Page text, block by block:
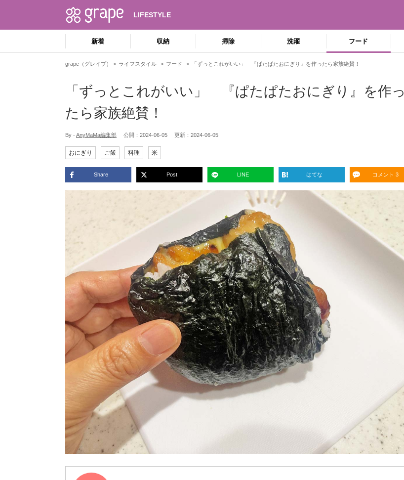
LIFESTYLE
新着 収納 掃除 洗濯 フード
grape（グレイプ） ライフスタイル フード 「ずっとこれがいい」 『ぱたぱたおにぎり』を作ったら家族絶賛！
「ずっとこれがいい」 『ぱたぱたおにぎり』を作っ
たら家族絶賛！
By - AnyMaMa編集部 公開： 2024-06-05 更新： 2024-06-05
おにぎり ご飯 料理 米
Share Post LINE はてな コメント 3